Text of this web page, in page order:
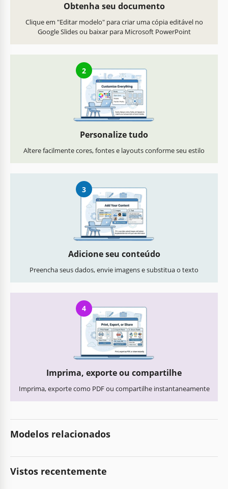
Obtenha seu documento
Clique em "Editar modelo" para criar uma cópia editável no
Google Slides ou baixar para Microsoft PowerPoint
2
Personalize tudo
Altere facilmente cores, fontes e layouts conforme seu estilo
3
Adicione seu conteúdo
Preencha seus dados, envie imagens e substitua o texto
4
Imprima, exporte ou compartilhe
Imprima, exporte como PDF ou compartilhe instantaneamente
Modelos relacionados
Vistos recentemente